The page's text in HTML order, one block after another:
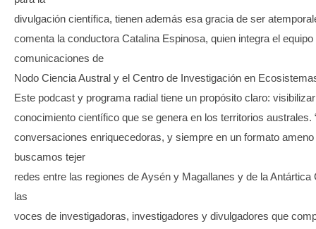
divulgación científica, tienen además esa gracia de ser
comenta la conductora Catalina Espinosa, quien integra el equipo
comunicaciones de
Nodo Ciencia Austral y el Centro de Investigación en
Este podcast y programa radial tiene un propósito claro:
conocimiento científico que se genera en los territorios australes.
conversaciones enriquecedoras, y siempre en un formato
buscamos tejer
redes entre las regiones de Aysén y Magallanes y de la Antártica
las
voces de investigadoras, investigadores y divulgadores que